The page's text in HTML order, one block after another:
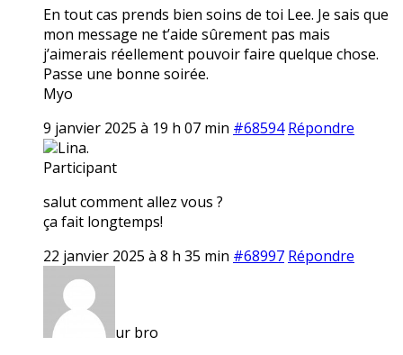
En tout cas prends bien soins de toi Lee. Je sais que
mon message ne t’aide sûrement pas mais
j’aimerais réellement pouvoir faire quelque chose.
Passe une bonne soirée.
Myo
9 janvier 2025 à 19 h 07 min #68594 Répondre
Lina.
Participant
salut comment allez vous ?
ça fait longtemps!
22 janvier 2025 à 8 h 35 min #68997 Répondre
ur bro